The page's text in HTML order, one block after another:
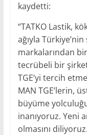
kaydetti:
“TATKO Lastik,
ağıyla
markalarından
tecrübeli bir
TGE’yi tercih
MAN TGE’lerin,
büyüme
inanıyoruz. Yeni
olmasını